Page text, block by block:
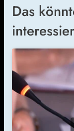
Das